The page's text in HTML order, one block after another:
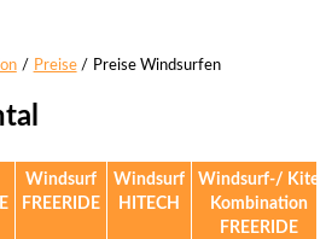
Preise Preise Windsurfen
Windsurf
FREERIDE
Windsurf
HITECH
Windsurf-/ Kite
Kombination
FREERIDE